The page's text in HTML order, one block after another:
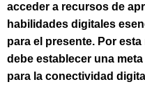
acceder a recursos de
habilidades digitales
para el presente. Por
debe establecer una
para la conectividad